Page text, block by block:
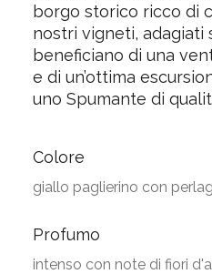
borgo storico ricco di
nostri vigneti, adagiati
beneficiano di una
e di un’ottima
uno Spumante di
Colore
giallo paglierino con
Profumo
intenso con note di fiori